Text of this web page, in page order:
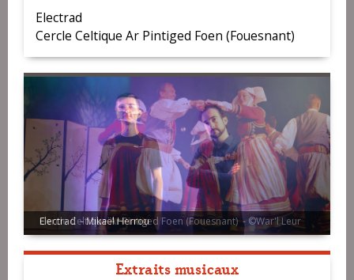
Electrad
Cercle Celtique Ar Pintiged Foen (Fouesnant)
Cercle Celtique Ar Pintiged Foen (Fouesnant) - ©War'l Leur
Extraits musicaux